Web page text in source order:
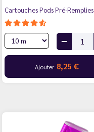
Cartouches Pods Pré-Remplies
Ajouter 8,25 €